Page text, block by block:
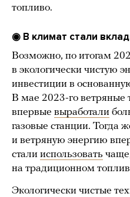
топливо.
◉ В климат стали
Возможно, по итогам
в экологически чистую
инвестиции в
В мае 2023-го ветряные
впервые выработали
газовые станции. Тогда
и ветряную энергию
стали использовать
на традиционном
Экологически чистые